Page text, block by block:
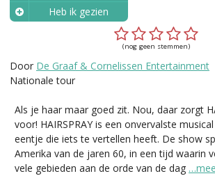
Heb ik gezien
(nog geen stemmen)
Door De Graaf & Cornelissen Entertainment
Nationale tour
Als je haar maar goed zit. Nou, daar zorgt
voor! HAIRSPRAY is een onvervalste
eentje die iets te vertellen heeft. De show
Amerika van de jaren 60, in een tijd waarin
vele gebieden aan de orde van de dag